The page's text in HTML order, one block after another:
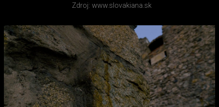
Zdroj: www.slovakiana.sk